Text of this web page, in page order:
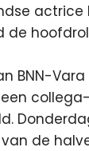
actrice
de
BNN-
de